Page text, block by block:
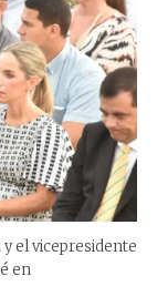
el vicepresidente
en